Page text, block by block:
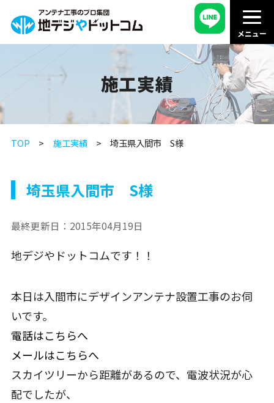
施工実績
TOP 施工実績 埼玉県入間市 S様
埼玉県入間市 S様
最終更新日： 2015年04月19日
地デジやドットコムです！！
本日は入間市にデザインアンテナ設置工事のお伺
いです。
電話はこちらへ
メールはこちらへ
スカイツリーから距離があるので、電波状況が心
配でしたが、